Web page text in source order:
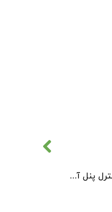
کنترل پنل آدرس پذیر Kentec مدل Taktis 4 Loop